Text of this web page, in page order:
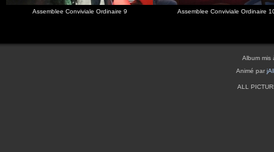
Assemblee Conviviale Ordinaire 9 Assemblee Conviviale Ordinaire
Album mis
Animé par
ALL